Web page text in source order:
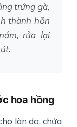
trứng gà,
thành hỗn
rửa lại
hoa hồng
làn da, chứa